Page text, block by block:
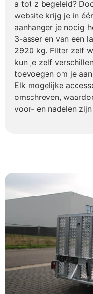
a tot z begeleid?
website krijg je in
aanhanger je nodig
3-asser en van een
2920 kg. Filter zelf
kun je zelf
toevoegen om je
Elk mogelijke
omschreven,
voor- en nadelen